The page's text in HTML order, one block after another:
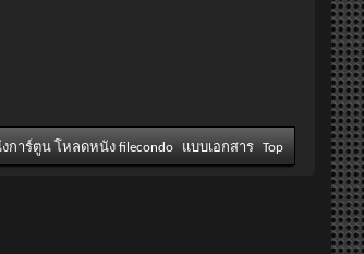
การ์ตูน โหลดหนัง filecondo แบบเอกสาร Top